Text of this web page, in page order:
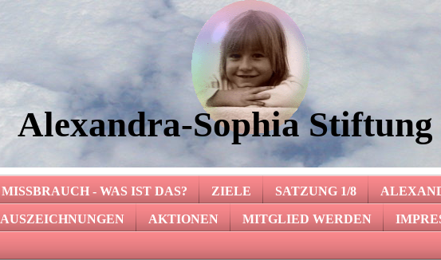
Alexandra-Sophia Stiftung
MISSBRAUCH - WAS IST DAS? ZIELE SATZUNG 1/8
AUSZEICHNUNGEN AKTIONEN MITGLIED WERDEN